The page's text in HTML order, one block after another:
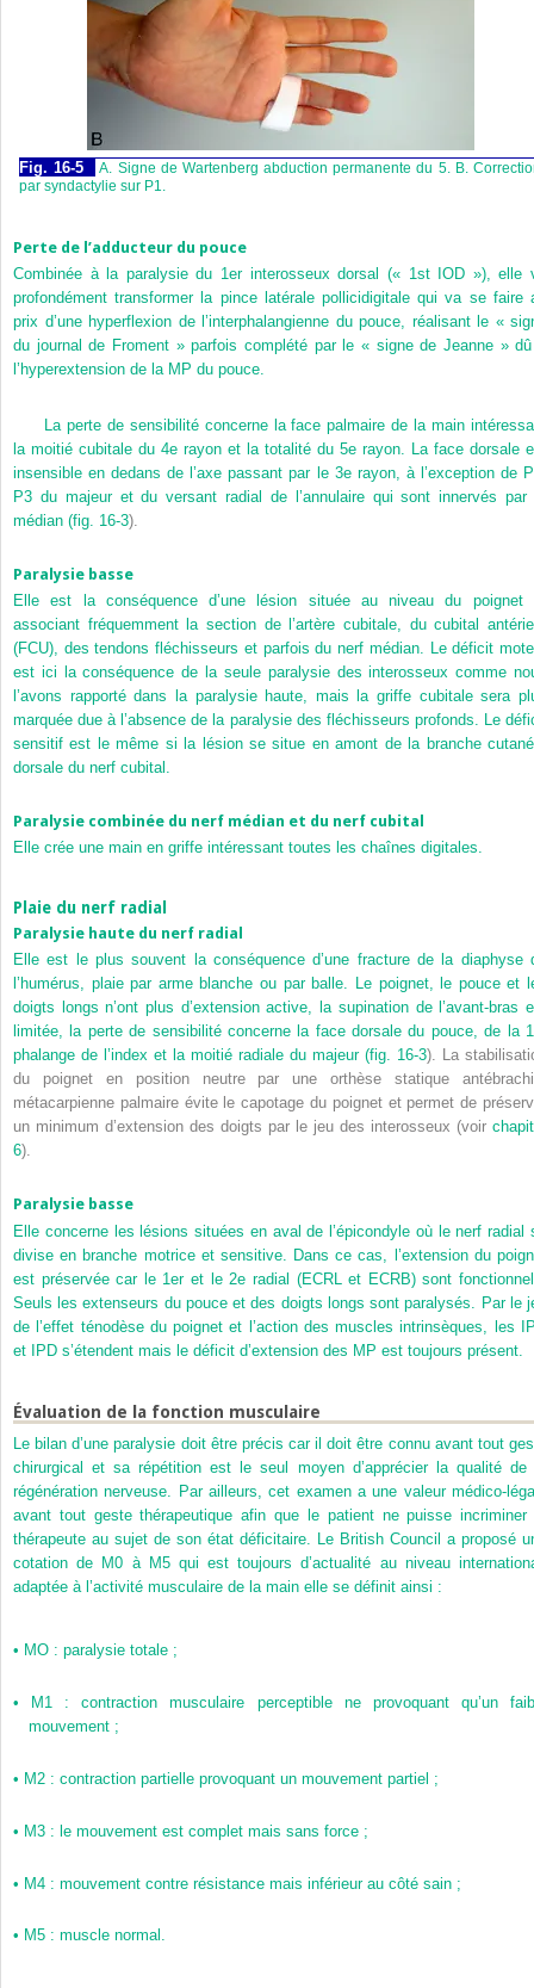
Fig. 16-5
A. Signe de Wartenberg abduction permanente du 5. B.
par syndactylie sur P1.
Perte de l’adducteur du pouce
Combinée à la paralysie du 1erinterosseux dorsal (« 1st IOD »), elle
profondément transformer la pince latérale pollicidigitale qui va se faire
prix d’une hyperflexion de l’interphalangienne du pouce, réalisant le «
du journal de Froment » parfois complété par le « signe de Jeanne »
l’hyperextension de la MP du pouce.
La perte de sensibilité concerne la face palmaire de la main
la moitié cubitale du 4e rayon et la totalité du 5e rayon. La face dorsale
insensible en dedans de l’axe passant par le 3erayon, à l’exception de
P3 du majeur et du versant radial de l’annulaire qui sont innervés par
médian (fig. 16-3).
Paralysie basse
Elle est la conséquence d’une lésion située au niveau du poignet
associant fréquemment la section de l’artère cubitale, du cubital
(FCU), des tendons fléchisseurs et parfois du nerf médian. Le déficit
est ici la conséquence de la seule paralysie des interosseux comme
l’avons rapporté dans la paralysie haute, mais la griffe cubitale sera
marquée due à l’absence de la paralysie des fléchisseurs profonds. Le
sensitif est le même si la lésion se situe en amont de la branche
dorsale du nerf cubital.
Paralysie combinée du nerf médian et du nerf cubital
Elle crée une main en griffe intéressant toutes les chaînes digitales.
Plaie du nerf radial
Paralysie haute du nerf radial
Elle est le plus souvent la conséquence d’une fracture de la diaphyse
l’humérus, plaie par arme blanche ou par balle. Le poignet, le pouce et
doigts longs n’ont plus d’extension active, la supination de l’avant-bras
limitée, la perte de sensibilité concerne la face dorsale du pouce, de la 1
phalange de l’index et la moitié radiale du majeur (fig. 16-3). La
du poignet en position neutre par une orthèse statique
métacarpienne palmaire évite le capotage du poignet et permet de
un minimum d’extension des doigts par le jeu des interosseux (voir
6).
Paralysie basse
Elle concerne les lésions situées en aval de l’épicondyle où le nerf radial
divise en branche motrice et sensitive. Dans ce cas, l’extension du
est préservée car le 1eret le 2e radial (ECRL et ECRB) sont
Seuls les extenseurs du pouce et des doigts longs sont paralysés. Par le
de l’effet ténodèse du poignet et l’action des muscles intrinsèques, les
et IPD s’étendent mais le déficit d’extension des MP est toujours présent.
Évaluation de la fonction musculaire
Le bilan d’une paralysie doit être précis car il doit être connu avant tout
chirurgical et sa répétition est le seul moyen d’apprécier la qualité de
régénération nerveuse. Par ailleurs, cet examen a une valeur médico-
avant tout geste thérapeutique afin que le patient ne puisse incriminer
thérapeute au sujet de son état déficitaire. Le British Council a proposé
cotation de M0 à M5 qui est toujours d’actualité au niveau
adaptée à l’activité musculaire de la main elle se définit ainsi :
• MO : paralysie totale ;
•
M1 : contraction musculaire perceptible ne provoquant qu’un
mouvement ;
• M2 : contraction partielle provoquant un mouvement partiel ;
• M3 : le mouvement est complet mais sans force ;
• M4 : mouvement contre résistance mais inférieur au côté sain ;
• M5 : muscle normal.